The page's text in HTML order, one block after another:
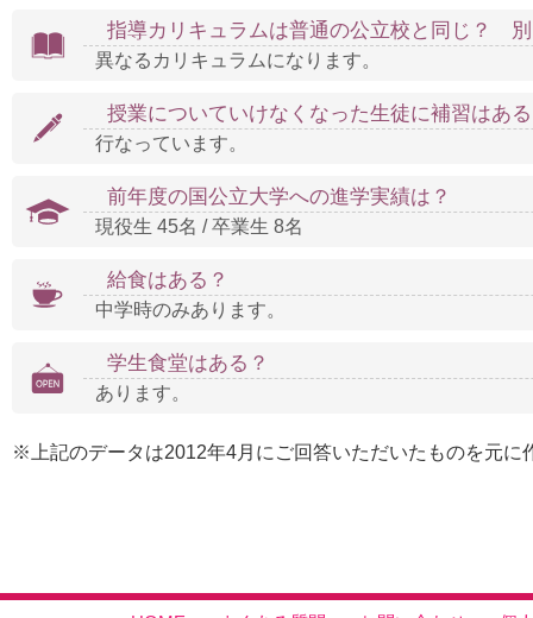
指導カリキュラムは普通の公立校と同じ？
異なるカリキュラムになります。
授業についていけなくなった生徒に補習はあ
行なっています。
前年度の国公立大学への進学実績は？
現役生 45名 / 卒業生 8名
給食はある？
中学時のみあります。
学生食堂はある？
あります。
※上記のデータは2012年4月にご回答いただいたものを元に